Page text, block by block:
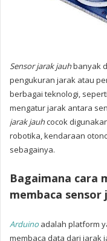
Sensor jarak jauhbanyak
pengukuran jarak atau
berbagai teknologi,
mengatur jarak antara
jarak jauhcocok
robotika, kendaraan
sebagainya.
Bagaimana cara
membaca sensor
Arduino adalah platform
membaca data dari jarak